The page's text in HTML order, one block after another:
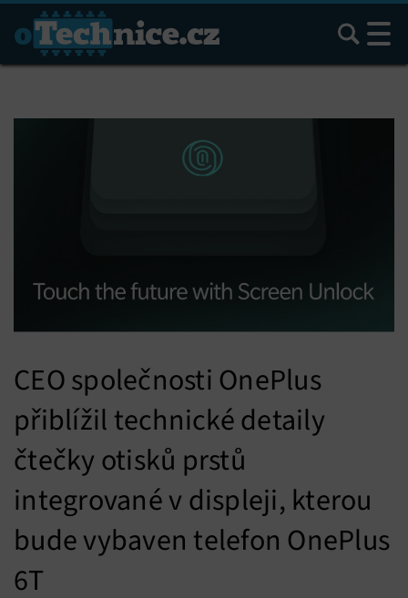
Hledat
CEO společnosti OnePlus
přiblížil technické detaily
čtečky otisků prstů
integrované v displeji, kterou
bude vybaven telefon OnePlus
6T